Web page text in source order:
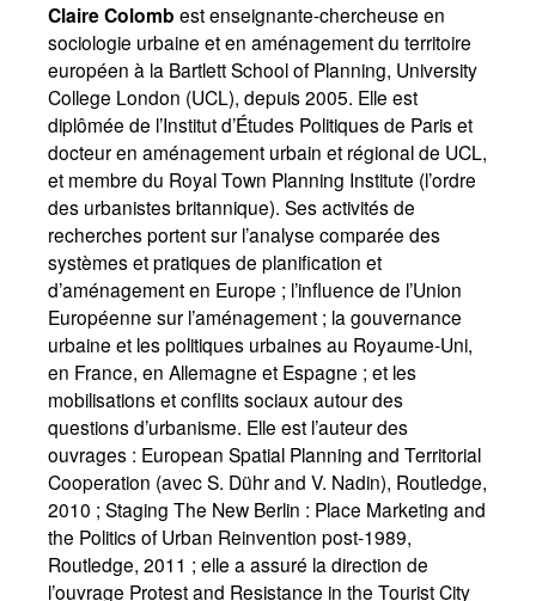
Claire Colomb est enseignante-chercheuse en
sociologie urbaine et en aménagement du territoire
européen à la Bartlett School of Planning, University
College London (UCL), depuis 2005. Elle est
diplômée de l’Institut d’Études Politiques de Paris et
docteur en aménagement urbain et régional de UCL,
et membre du Royal Town Planning Institute (l’ordre
des urbanistes britannique). Ses activités de
recherches portent sur l’analyse comparée des
systèmes et pratiques de planification et
d’aménagement en Europe ; l’influence de l’Union
Européenne sur l’aménagement ; la gouvernance
urbaine et les politiques urbaines au Royaume-Uni,
en France, en Allemagne et Espagne ; et les
mobilisations et conflits sociaux autour des
questions d’urbanisme. Elle est l’auteur des
ouvrages : European Spatial Planning and Territorial
Cooperation (avec S. Dühr and V. Nadin), Routledge,
2010 ; Staging The New Berlin : Place Marketing and
the Politics of Urban Reinvention post-1989,
Routledge, 2011 ; elle a assuré la direction de
l’ouvrage Protest and Resistance in the Tourist City